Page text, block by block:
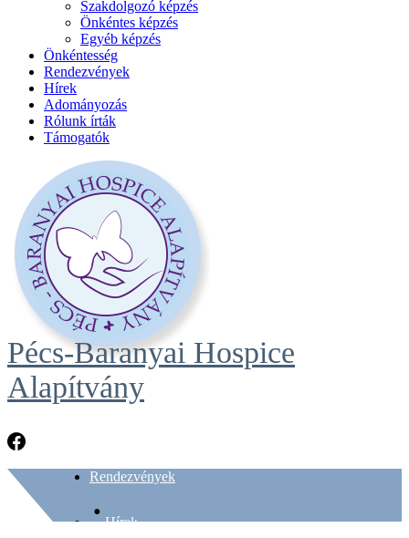
Szakdolgozó képzés
Önkéntes képzés
Egyéb képzés
Önkéntesség
Rendezvények
Hírek
Adományozás
Rólunk írták
Támogatók
Pécs-Baranyai Hospice
Alapítvány
Rendezvények
Hírek